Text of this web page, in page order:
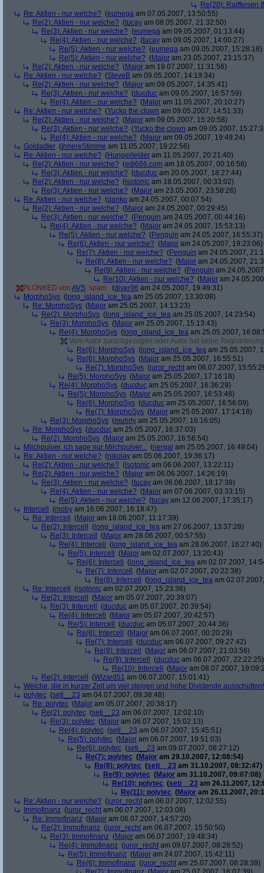
Re(20): Raiffeisen
Re: Aktien - nur welche? (eumega am 07.05.2007, 13:50:55)
Re(2): Aktien - nur welche? (tucay am 08.05.2007, 21:32:50)
Re(3): Aktien - nur welche? (eumega am 09.05.2007, 01:13:44)
Re(4): Aktien - nur welche? (tucay am 09.05.2007, 14:00:27)
Re(5): Aktien - nur welche? (eumega am 09.05.2007, 15:28:18)
Re(5): Aktien - nur welche? (Major am 23.05.2007, 23:15:37)
Re(2): Aktien - nur welche? (Major am 19.07.2007, 11:31:56)
Re: Aktien - nur welche? (SteveB am 09.05.2007, 14:19:34)
Re(2): Aktien - nur welche? (Major am 09.05.2007, 14:35:41)
Re(3): Aktien - nur welche? (ducduc am 09.05.2007, 16:57:59)
Re(4): Aktien - nur welche? (Major am 11.05.2007, 20:10:27)
Re: Aktien - nur welche? (Yucko the clown am 09.05.2007, 14:51:33)
Re(2): Aktien - nur welche? (Major am 09.05.2007, 15:20:58)
Re(3): Aktien - nur welche? (Yucko the clown am 09.05.2007,
Re(4): Aktien - nur welche? (Major am 09.05.2007, 19:49:24)
Goldadler ( InnereStimme am 11.05.2007, 19:22:56)
Re: Aktien - nur welche? (Hungerleider am 11.05.2007, 20:21:40)
Re(2): Aktien - nur welche? (edi666.com am 18.05.2007, 00:16:58)
Re(3): Aktien - nur welche? (ducduc am 20.05.2007, 18:27:44)
Re(2): Aktien - nur welche? (isotonic am 18.05.2007, 00:33:02)
Re(3): Aktien - nur welche? (Major am 23.05.2007, 23:58:26)
Re: Aktien - nur welche? (danko am 24.05.2007, 00:07:54)
Re(2): Aktien - nur welche? (Major am 24.05.2007, 00:29:45)
Re(3): Aktien - nur welche? (Penguin am 24.05.2007, 00:44:16)
Re(4): Aktien - nur welche? (Major am 24.05.2007, 15:53:13)
Re(5): Aktien - nur welche? (Penguin am 24.05.2007, 16:55:37)
Re(6): Aktien - nur welche? (Major am 24.05.2007, 19:23:06)
Re(7): Aktien - nur welche? (Penguin am 24.05.2007,
Re(8): Aktien - nur welche? (Major am 24.05.2007,
Re(9): Aktien - nur welche? (Penguin am
Re(10): Aktien - nur welche? (Major am
PLONKED von AVS: spam (diver96 am 24.05.2007, 19:49:31)
MorphoSys ( long_island_ice_tea am 25.05.2007, 13:30:08)
Re: MorphoSys (Major am 25.05.2007, 14:13:23)
Re(2): MorphoSys ( long_island_ice_tea am 25.05.2007, 14:23:54)
Re(3): MorphoSys (Major am 25.05.2007, 15:13:43)
Re(4): MorphoSys ( long_island_ice_tea am 25.05.2007,
Vom Autor zurückgezogen oder Autor hat seine
Re(6): MorphoSys ( long_island_ice_tea am 25.05.2007,
Re(6): MorphoSys (Major am 25.05.2007, 16:55:51)
Re(7): MorphoSys (juror_recht am 06.07.2007,
Re(5): MorphoSys (Major am 25.05.2007, 17:16:18)
Re(4): MorphoSys (ducduc am 25.05.2007, 16:36:29)
Re(5): MorphoSys (Major am 25.05.2007, 16:53:48)
Re(6): MorphoSys (ducduc am 25.05.2007, 16:56:09)
Re(7): MorphoSys (Major am 25.05.2007, 17:14:18)
Re(3): MorphoSys (muhrly am 25.05.2007, 16:16:05)
Re: MorphoSys (ducduc am 25.05.2007, 16:37:03)
Re(2): MorphoSys (Major am 25.05.2007, 16:56:54)
Milchpulver, ich sage nur Milchpulver... (nergal am 25.05.2007, 16:49:04)
Re: Aktien - nur welche? (nikolay am 05.06.2007, 19:36:17)
Re(2): Aktien - nur welche? (isotonic am 06.06.2007, 13:22:11)
Re(2): Aktien - nur welche? (Major am 06.06.2007, 14:26:19)
Re(3): Aktien - nur welche? (tucay am 06.06.2007, 18:17:39)
Re(4): Aktien - nur welche? (Major am 07.06.2007, 03:33:15)
Re(5): Aktien - nur welche? (tucay am 12.06.2007, 17:35:17)
Intercell
(moby am 16.06.2007, 16:18:47)
Re: Intercell
(Major am 18.06.2007, 11:17:39)
Re(2): Intercell
( long_island_ice_tea am 27.06.2007, 13:37:28)
Re(3): Intercell
(Major am 28.06.2007, 00:57:55)
Re(4): Intercell
( long_island_ice_tea am 28.06.2007, 16:27:40)
Re(5): Intercell
(Major am 02.07.2007, 13:20:43)
Re(6): Intercell
( long_island_ice_tea am 02.07.2007,
Re(7): Intercell
(Major am 02.07.2007, 20:22:38)
Re(8): Intercell
( long_island_ice_tea am
Re: Intercell
(isotonic am 02.07.2007, 15:23:36)
Re(2): Intercell
(Major am 05.07.2007, 20:39:07)
Re(3): Intercell
(ducduc am 05.07.2007, 20:39:54)
Re(4): Intercell
(Major am 05.07.2007, 20:42:57)
Re(5): Intercell
(ducduc am 05.07.2007, 20:44:36)
Re(6): Intercell
(Major am 06.07.2007, 00:20:29)
Re(7): Intercell
(ducduc am 06.07.2007, 09:27:42)
Re(8): Intercell
(Major am 06.07.2007, 21:03:58)
Re(9): Intercell
(ducduc am 06.07.2007, 22:22:25)
Re(10): Intercell
(Major am 08.07.2007,
Re(2): Intercell
(Wizard51 am 06.07.2007, 15:01:41)
Welche, die in kurzer Zeit um viel steigen und hohe Dividende
polytec (seti__23 am 04.07.2007, 09:38:48)
Re: polytec (Major am 05.07.2007, 20:38:17)
Re(2): polytec (seti__23 am 06.07.2007, 12:02:10)
Re(3): polytec (Major am 06.07.2007, 15:02:13)
Re(4): polytec (seti__23 am 06.07.2007, 15:45:51)
Re(5): polytec (Major am 06.07.2007, 19:51:03)
Re(6): polytec (seti__23 am 09.07.2007, 08:27:12)
Re(7): polytec (Major am 29.10.2007, 12:08:54)
Re(8): polytec (seti__23 am 31.10.2007, 08:32:47)
Re(9): polytec (Major am 31.10.2007, 09:07:08)
Re(10): polytec (seti__23 am 26.11.2007,
Re(11): polytec (Major am 26.11.2007,
Re: Aktien - nur welche? (juror_recht am 06.07.2007, 12:02:55)
Immofinanz (juror_recht am 06.07.2007, 12:03:08)
Re: Immofinanz (Major am 06.07.2007, 14:57:20)
Re(2): Immofinanz (juror_recht am 06.07.2007, 15:50:50)
Re(3): Immofinanz (Major am 06.07.2007, 19:48:34)
Re(4): Immofinanz (juror_recht am 09.07.2007, 08:28:52)
Re(5): Immofinanz (Major am 24.07.2007, 15:42:11)
Re(6): Immofinanz (juror_recht am 25.07.2007, 08:28:39)